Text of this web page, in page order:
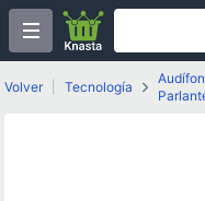
Volver Tecnología